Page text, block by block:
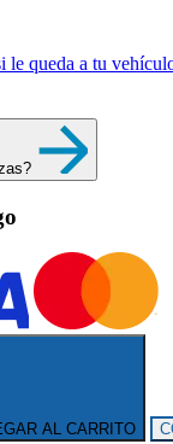
le queda a tu
AL CARRITO